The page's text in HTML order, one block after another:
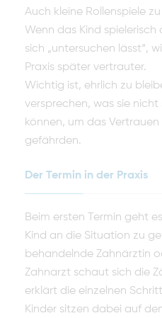
Auch kleine Rollenspiele
Wenn das Kind
sich „untersuchen lässt“,
Praxis später vertrauter.
Wichtig ist, ehrlich zu
versprechen, was sie nicht
können, um das
gefährden.
Der Termin in der Praxis
Beim ersten Termin geht
Kind an die Situation zu
behandelnde Zahnärztin
Zahnarzt schaut sich die
erklärt die einzelnen
Kinder sitzen dabei auf